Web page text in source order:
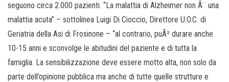
seguono circa 2.000 pazienti. “La malattia di Alzheimer non Ã¨ una
malattia acuta” – sottolinea Luigi Di Cioccio, Direttore U.O.C. di
Geriatria della Asi di Frosinone – “al contrario, puÃ² durare anche
10-15 anni e sconvolge le abitudini del paziente e di tutta la
famiglia. La sensibilizzazione deve essere motto alta, non solo da
parte dell’opinione pubblica ma anche di tutte quelle strutture e